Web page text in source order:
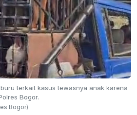
terkait kasus tewasnya anak karena
Bogor.
Bogor)